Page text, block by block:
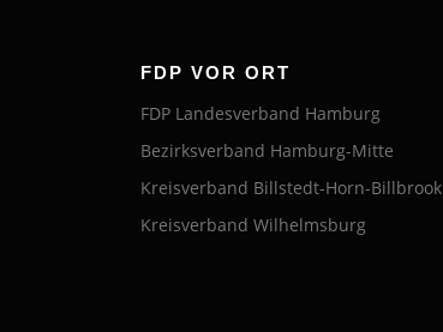
FDP VOR ORT
FDP Landesverband Hamburg
Bezirksverband Hamburg-Mitte
Kreisverband Billstedt-Horn-Billbrook
Kreisverband Wilhelmsburg